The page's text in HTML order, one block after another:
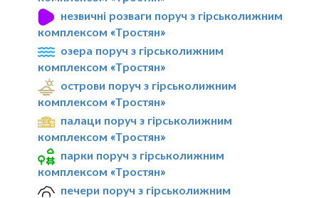
незвичні розваги поруч з гірськолижним
комплексом «Тростян»
озера поруч з гірськолижним
комплексом «Тростян»
острови поруч з гірськолижним
комплексом «Тростян»
палаци поруч з гірськолижним
комплексом «Тростян»
парки поруч з гірськолижним
комплексом «Тростян»
печери поруч з гірськолижним